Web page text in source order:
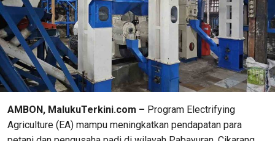
AMBON, MalukuTerkini.com – Program Electrifying
Agriculture (EA) mampu meningkatkan pendapatan para